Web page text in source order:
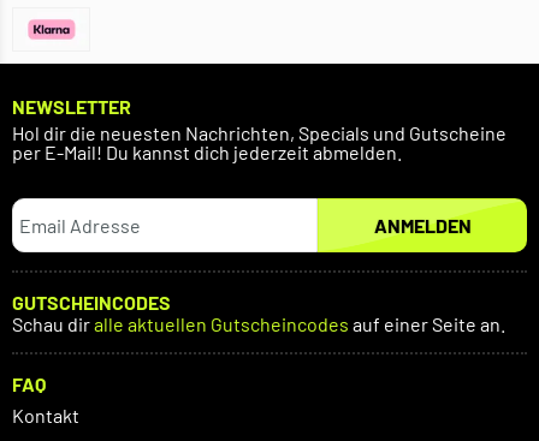
NEWSLETTER
Hol dir die neuesten Nachrichten, Specials und Gutscheine
per E-Mail! Du kannst dich jederzeit abmelden.
ANMELDEN
GUTSCHEINCODES
Schau diralle aktuellen Gutscheincodes auf einer Seite an.
FAQ
Kontakt